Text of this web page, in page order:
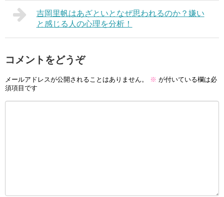
吉岡里帆はあざといとなぜ思われるのか？嫌い
と感じる人の心理を分析！
コメントをどうぞ
メールアドレスが公開されることはありません。 ※ が付いている欄は必
須項目です